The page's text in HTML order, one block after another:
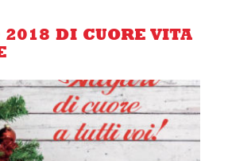
2018 DI CUORE VITA